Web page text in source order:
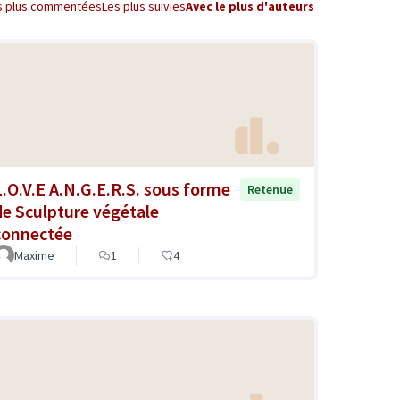
plus commentéesLes plus suiviesAvec le plus d'auteurs
A.N.G.E.R.S. sous forme
Sculpture végétale
Retenue
Maxime 1 4